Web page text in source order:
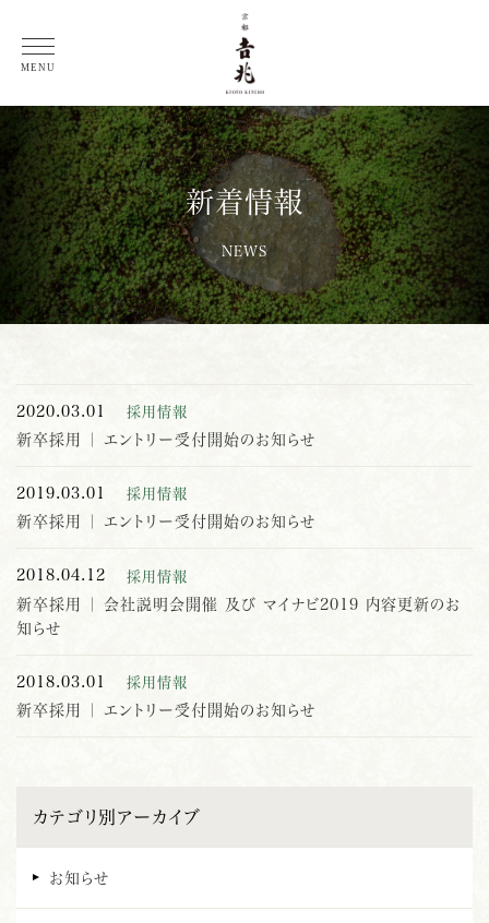
MENU
総料理長 徳岡邦夫 コラム
新着情報
NEWS
2020.03.01 採用情報
新卒採用 ｜ エントリー受付開始のお知らせ
2019.03.01 採用情報
新卒採用 ｜ エントリー受付開始のお知らせ
2018.04.12 採用情報
新卒採用 ｜ 会社説明会開催 及び マイナビ2019 内容更新のお
知らせ
2018.03.01 採用情報
新卒採用 ｜ エントリー受付開始のお知らせ
カテゴリ別アーカイブ
お知らせ